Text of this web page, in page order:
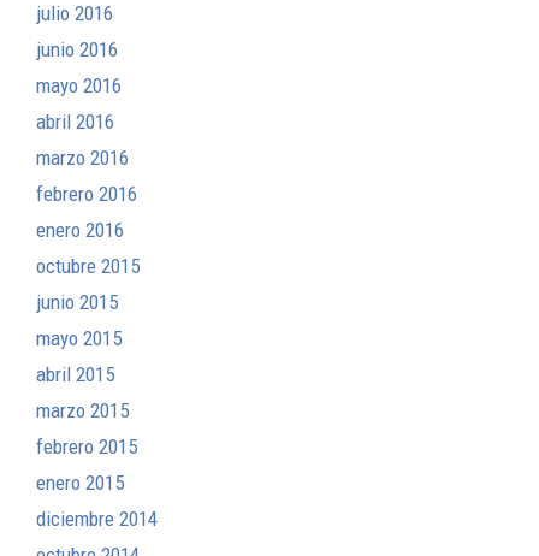
julio 2016
junio 2016
mayo 2016
abril 2016
marzo 2016
febrero 2016
enero 2016
octubre 2015
junio 2015
mayo 2015
abril 2015
marzo 2015
febrero 2015
enero 2015
diciembre 2014